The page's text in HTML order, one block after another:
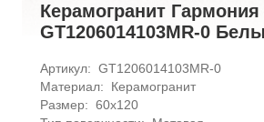
Керамогранит
GT1206014103MR-0
Артикул: GT1206014103MR-0
Материал:
Керамогранит
Размер: 60x120